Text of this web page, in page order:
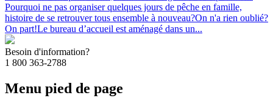
Pourquoi ne pas organiser quelques jours de pêche en famille,
histoire de se retrouver tous ensemble à nouveau?On n'a rien oublié?
On part!Le bureau d’accueil est aménagé dans un...
Besoin d'information?
1 800 363-2788
Menu pied de page